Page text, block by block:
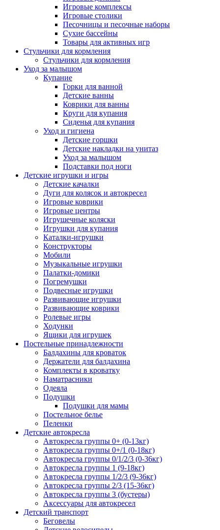
Игровые комплексы
Игровые столики
Песочницы и песочные наборы
Сухие бассейны
Товары для активных игр
Стульчики для кормления
Стульчики для кормления
Уход за малышом
Купание
Горки для ванной
Детские ванны
Коврики для ванны
Круги для купания
Сиденья для купания
Уход и гигиена
Детские горшки
Детские накладки на унитаз
Уход за малышом
Подставки под ноги
Детские игрушки и игры
Детские качалки
Дуги для колясок и автокресел
Игровые коврики
Игровые центры
Игрушечные коляски
Игрушки для купания
Каталки-игрушки
Конструкторы
Мобили
Музыкальные игрушки
Палатки-домики
Погремушки
Подвесные игрушки
Развивающие игрушки
Развивающие коврики
Ролевые игры
Ходунки
Ящики для игрушек
Постельные принадлежности
Балдахины для кроваток
Держатели для балдахина
Комплекты в кроватку
Наматрасники
Одеяла
Подушки
Подушки для мамы
Постельное белье
Пеленки
Детские автокресла
Автокресла группы 0+ (0-13кг)
Автокресла группы 0+/1 (0-18кг)
Автокресла группы 0/1/2/3 (0-36кг)
Автокресла группы 1 (9-18кг)
Автокресла группы 1/2/3 (9-36кг)
Автокресла группы 2/3 (15-36кг)
Автокресла группы 3 (бустеры)
Аксессуары для автокресел
Детский транспорт
Беговелы